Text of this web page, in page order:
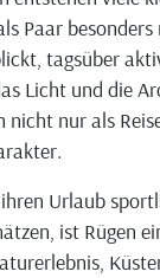
Paar besonders
tagsüber
Licht und die
nicht nur als
Urlaub
ist Rügen